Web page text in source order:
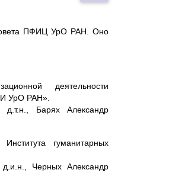
ПФИЦ УрО РАН. Оно
деятельности
УрО РАН».
Барях Александр
гуманитарных
Черных Александр